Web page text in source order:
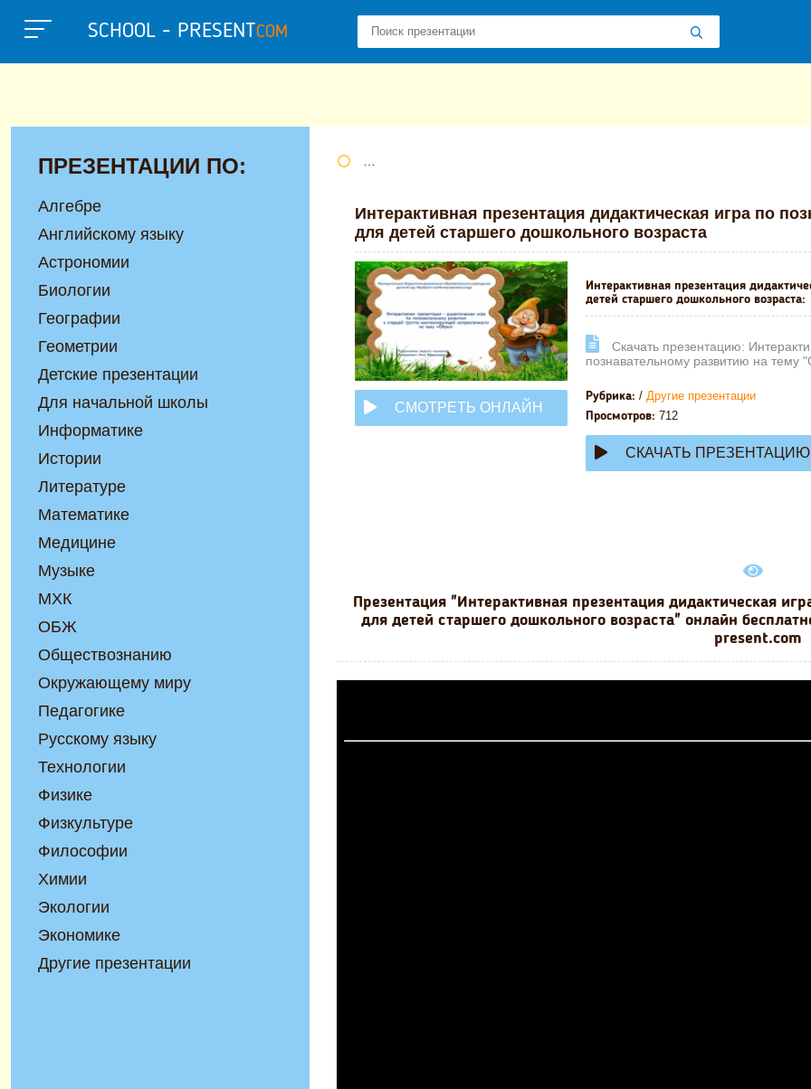
SCHOOL - PRESENTCOM
Интерактивная презентация дидактическая игра по
для детей старшего дошкольного возраста
СМОТРЕТЬ ОНЛАЙН
Интерактивная презентация
детей старшего дошкольного возраста:
Cкачать презентацию:
познавательному развитию на тему
Рубрика: / Другие презентации
Просмотров: 712
СКАЧАТЬ ПРЕЗЕНТАЦИЮ
Презентация "Интерактивная презентация дидактическая
для детей старшего дошкольного возраста" онлайн
present.com
ПРЕЗЕНТАЦИИ ПО:
Алгебре
Английскому языку
Астрономии
Биологии
Географии
Геометрии
Детские презентации
Для начальной школы
Информатике
Истории
Литературе
Математике
Медицине
Музыке
МХК
ОБЖ
Обществознанию
Окружающему миру
Педагогике
Русскому языку
Технологии
Физике
Физкультуре
Философии
Химии
Экологии
Экономике
Другие презентации